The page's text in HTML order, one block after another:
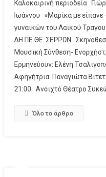
Καλοκαιρινή περιοδεία
Ιωάννου «Μαρίκα με είπανε
γυναικών του Λαϊκού
ΔΗ.ΠΕ.ΘΕ. ΣΕΡΡΩΝ
Μουσική Σύνθεση-
Ερμηνεύουν: Ελένη
Αφηγήτρια: Παναγιώτα
21:00 Ανοιχτό Θέατρο
Όλο το άρθρο